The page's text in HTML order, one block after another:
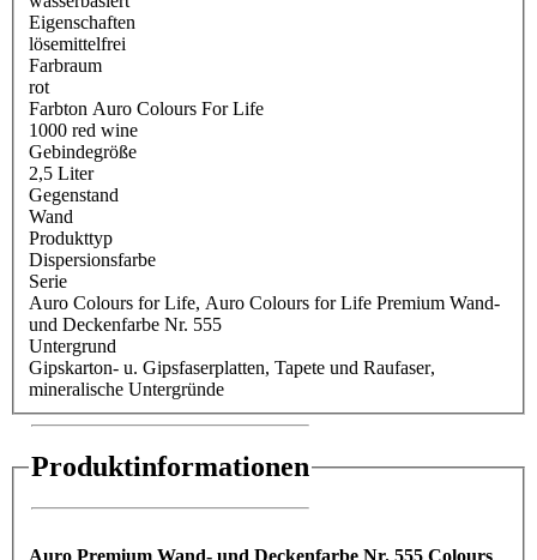
Eigenschaften
lösemittelfrei
Farbraum
rot
Farbton Auro Colours For Life
1000 red wine
Gebindegröße
2,5 Liter
Gegenstand
Wand
Produkttyp
Dispersionsfarbe
Serie
Auro Colours for Life, Auro Colours for Life Premium Wand-
und Deckenfarbe Nr. 555
Untergrund
Gipskarton- u. Gipsfaserplatten, Tapete und Raufaser,
mineralische Untergründe
Produktinformationen
Auro Premium Wand- und Deckenfarbe Nr. 555 Colours